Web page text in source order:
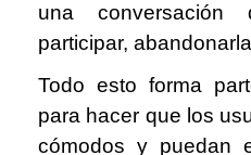
una conversación
participar,
Todo esto forma
para hacer que los
cómodos y puedan